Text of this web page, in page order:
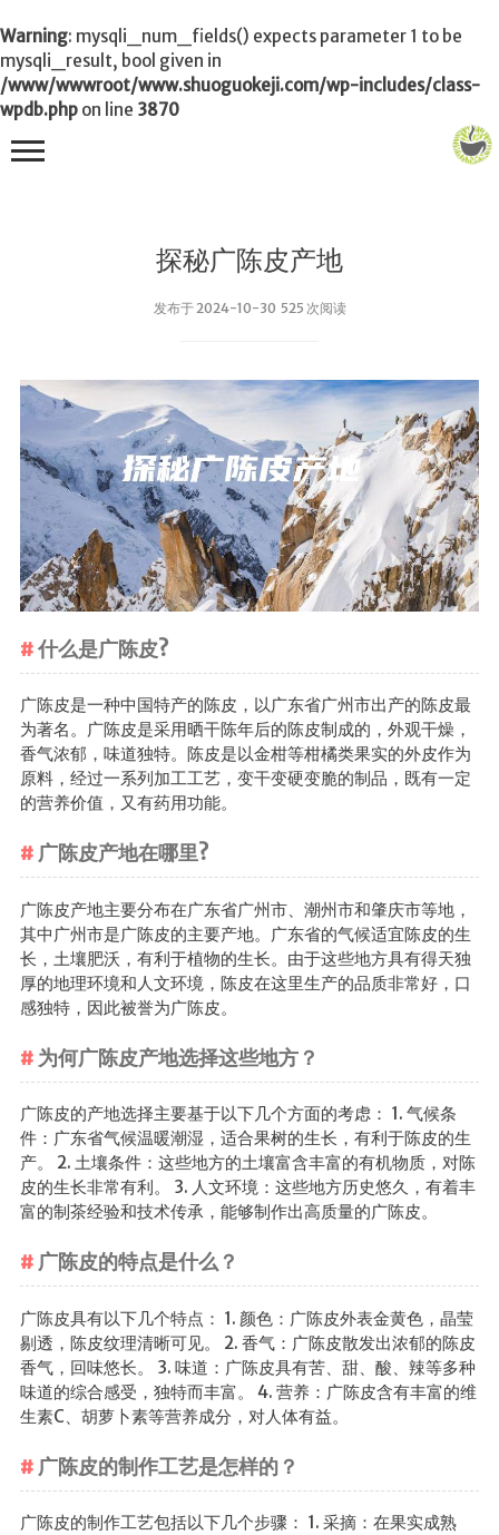
Warning: mysqli_num_fields() expects parameter 1 to be
mysqli_result, bool given in
/www/wwwroot/www.shuoguokeji.com/wp-includes/class-
wpdb.php on line 3870
探秘广陈皮产地
发布于 2024-10-30 525 次阅读
什么是广陈皮?
广陈皮是一种中国特产的陈皮，以广东省广州市出产的陈皮最
为著名。广陈皮是采用晒干陈年后的陈皮制成的，外观干燥，
香气浓郁，味道独特。陈皮是以金柑等柑橘类果实的外皮作为
原料，经过一系列加工工艺，变干变硬变脆的制品，既有一定
的营养价值，又有药用功能。
广陈皮产地在哪里?
广陈皮产地主要分布在广东省广州市、潮州市和肇庆市等地，
其中广州市是广陈皮的主要产地。广东省的气候适宜陈皮的生
长，土壤肥沃，有利于植物的生长。由于这些地方具有得天独
厚的地理环境和人文环境，陈皮在这里生产的品质非常好，口
感独特，因此被誉为广陈皮。
为何广陈皮产地选择这些地方？
广陈皮的产地选择主要基于以下几个方面的考虑： 1. 气候条
件：广东省气候温暖潮湿，适合果树的生长，有利于陈皮的生
产。 2. 土壤条件：这些地方的土壤富含丰富的有机物质，对陈
皮的生长非常有利。 3. 人文环境：这些地方历史悠久，有着丰
富的制茶经验和技术传承，能够制作出高质量的广陈皮。
广陈皮的特点是什么？
广陈皮具有以下几个特点： 1. 颜色：广陈皮外表金黄色，晶莹
剔透，陈皮纹理清晰可见。 2. 香气：广陈皮散发出浓郁的陈皮
香气，回味悠长。 3. 味道：广陈皮具有苦、甜、酸、辣等多种
味道的综合感受，独特而丰富。 4. 营养：广陈皮含有丰富的维
生素C、胡萝卜素等营养成分，对人体有益。
广陈皮的制作工艺是怎样的？
广陈皮的制作工艺包括以下几个步骤： 1. 采摘：在果实成熟
品茶
泡茶
茶品
饮茶技巧
茶叶品种和
类别
花茶
茗茶
药茶
茶叶生产和
制作
擂茶
茶叶定制
茶叶配送
茶叶健康价
值和功效
减肥茶
茶文化
茶叶历史
茶叶品鉴
茶叶收藏
茶叶教育
茶叶鉴赏
茶艺
茶道
茶器
茶宠